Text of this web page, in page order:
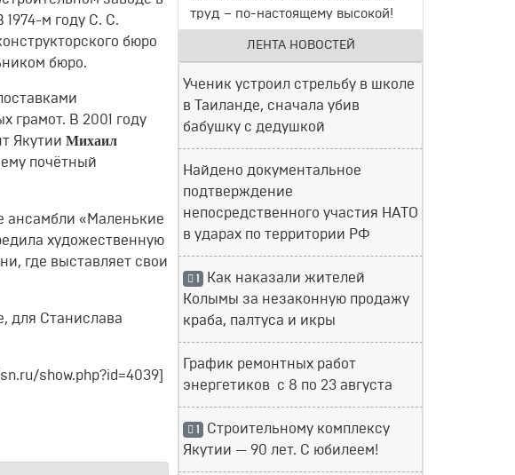
1974-м году С. С.
бюро
бюро.
грамот. В 2001 году
Якутии Михаил
почётный
ансамбли «Маленькие
художественную
где выставляет свои
для Станислава
show.php?id=4039]
труд – по-настоящему высокой!
ЛЕНТА НОВОСТЕЙ
Ученик устроил стрельбу в школе
в Таиланде, сначала убив
бабушку с дедушкой
Найдено документальное
подтверждение
непосредственного участия НАТО
в ударах по территории РФ
1 Как наказали жителей
Колымы за незаконную продажу
краба, палтуса и икры
График ремонтных работ
энергетиков с 8 по 23 августа
1 Строительному комплексу
Якутии — 90 лет. С юбилеем!